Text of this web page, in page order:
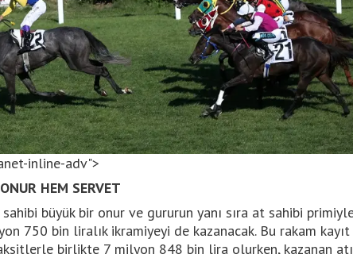
inline-adv">
HEM SERVET
sahibi büyük bir onur ve gururun yanı sıra at sahibi
750 bin liralık ikramiyeyi de kazanacak. Bu rakam kayıt
birlikte 7 milyon 848 bin lira olurken, kazanan